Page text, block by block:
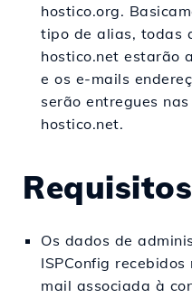
hostico.org.
tipo de alias, todas
hostico.net estarão
e os e-mails
serão entregues
hostico.net.
Requisitos
Os dados de
ISPConfig
mail associada à